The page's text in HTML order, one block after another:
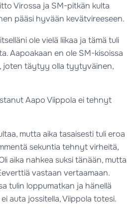
Virossa ja SM-pitkän kulta
pääsi hyvään kevätvireeseen.
ole vielä liikaa ja tämä tuli
Aapoakaan en ole SM-kisoissa
joten täytyy olla tyytyväinen,
Aapo Viippola ei tehnyt
mutta aika tasaisesti tuli eroa
sekuntia tehnyt virheitä,
aika nahkea suksi tänään, mutta
vastaan vertaamaan.
tulin loppumatkan ja hänellä
auta jossitella, Viippola totesi.